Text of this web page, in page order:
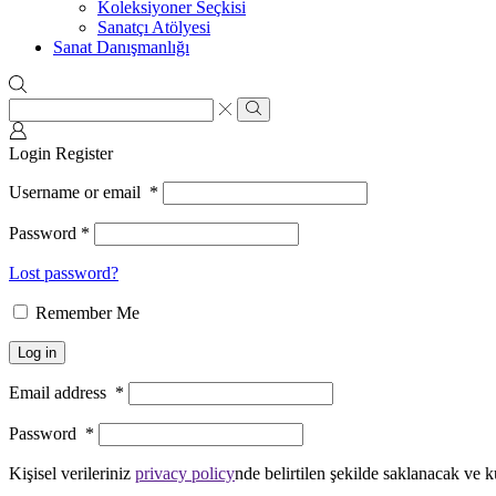
Koleksiyoner Seçkisi
Sanatçı Atölyesi
Sanat Danışmanlığı
Login Register
Username or email *
Password *
Lost password?
Remember Me
Log in
Email address *
Password *
Kişisel verileriniz privacy policynde belirtilen şekilde saklanacak ve